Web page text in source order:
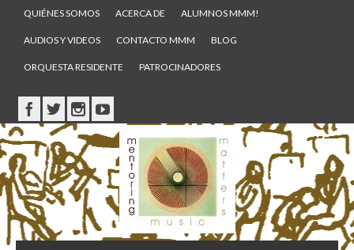
QUIÉNES SOMOS ACERCA DE ALUMNOS MMM!
AUDIOS Y VIDEOS CONTACTO MMM BLOG
ORQUESTA RESIDENTE PATROCINADORES